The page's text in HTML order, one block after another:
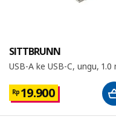
SITTBRUNN
USB-A ke USB-C, ungu, 1.0
Rp 19.900